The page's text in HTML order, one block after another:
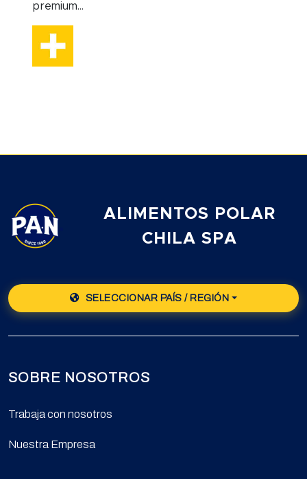
premium...
ALIMENTOS POLAR
CHILA SPA
SELECCIONAR PAÍS / REGIÓN
SOBRE NOSOTROS
Trabaja con nosotros
Nuestra Empresa